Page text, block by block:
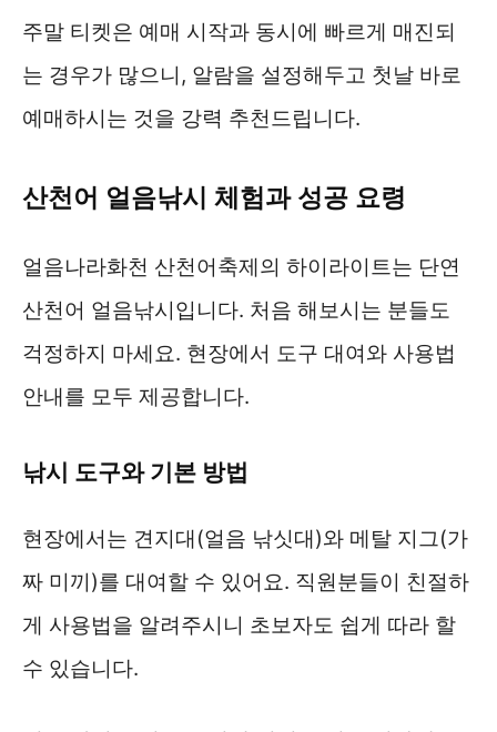
주말 티켓은 예매 시작과 동시에 빠르게 매진되
는 경우가 많으니, 알람을 설정해두고 첫날 바로
예매하시는 것을 강력 추천드립니다.
산천어 얼음낚시 체험과 성공 요령
얼음나라화천 산천어축제의 하이라이트는 단연
산천어 얼음낚시입니다. 처음 해보시는 분들도
걱정하지 마세요. 현장에서 도구 대여와 사용법
안내를 모두 제공합니다.
낚시 도구와 기본 방법
현장에서는 견지대(얼음 낚싯대)와 메탈 지그(가
짜 미끼)를 대여할 수 있어요. 직원분들이 친절하
게 사용법을 알려주시니 초보자도 쉽게 따라 할
수 있습니다.